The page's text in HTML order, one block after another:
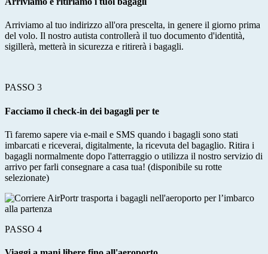
Arriviamo al tuo indirizzo all'ora prescelta, in genere il giorno prima
del volo. Il nostro autista controllerà il tuo documento d'identità,
sigillerà, metterà in sicurezza e ritirerà i bagagli.
PASSO 3
Facciamo il check-in dei bagagli per te
Ti faremo sapere via e-mail e SMS quando i bagagli sono stati
imbarcati e riceverai, digitalmente, la ricevuta del bagaglio. Ritira i
bagagli normalmente dopo l'atterraggio o utilizza il nostro servizio di
arrivo per farli consegnare a casa tua! (disponibile su rotte
selezionate)
PASSO 4